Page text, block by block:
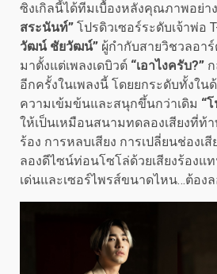
ซิงเกิลนี้ได้ทีมเบื้องหลังคุณภาพอย่าง
สระนันท์” โปรดิวเซอร์ระดับเจ้าพ่อ
วัฒน์ ชัยวัฒน์” ผู้กำกับสายวิชวลอา
มาตั้งแต่เพลงเดบิวต์ “เอาไงครับ?”
อีกครั้งในเพลงนี้ โดยยกระดับทั้งใน
ความเข้มข้นและสนุกขึ้นกว่าเดิม “
ให้เป็นเหมือนสนามทดลองเสียงที่ท้
ร้อง การหลบเสียง การเปลี่ยนช่องเสี
ลองดีไซน์ท่อนโซโล่ด้วยเสียงร้องแ
เด่นและเซอร์ไพรส์ขนาดไหน…ต้อง